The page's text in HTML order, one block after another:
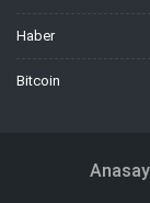
Haber
Bitcoin